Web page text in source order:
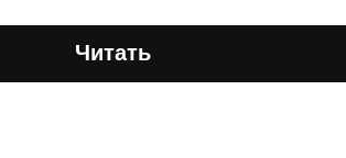
Читать